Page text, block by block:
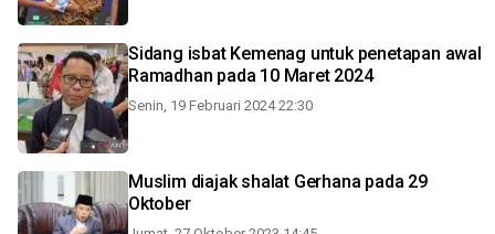
Sidang isbat Kemenag untuk penetapan awal
Ramadhan pada 10 Maret 2024
Senin, 19 Februari 2024 22:30
Muslim diajak shalat Gerhana pada 29
Oktober